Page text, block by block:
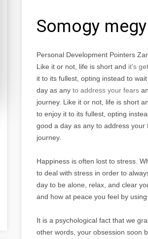
Somogy
Personal Development Pointers
Like it or not, life is short and it's
it to its fullest, opting instead to
day as any to address your fears
journey. Like it or not, life is short
to enjoy it to its fullest, opting
good a day as any to address
journey.
Happiness is often lost to stress.
to deal with stress in order to
day to be alone, relax, and clear
and how at peace you feel by
It is a psychological fact that we
other words, your obsession soon